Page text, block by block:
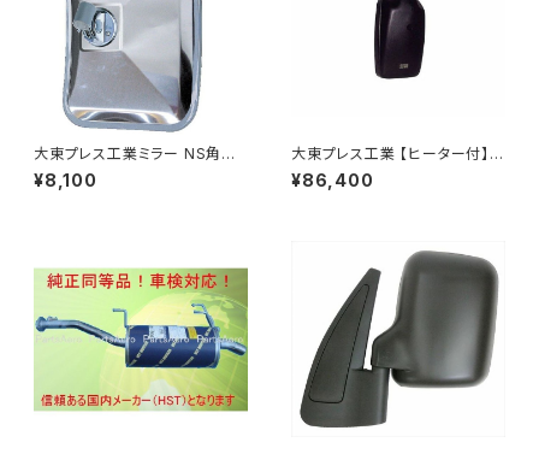
大東プレス工業ミラー NS角型
トレーラーﾐﾗｰ (SUS) L013 DI
-58SUS
¥8,100
大東プレス工業 【ヒーター付】ハ
イウェイリモコンミラー DI-722
1CXE
¥86,400